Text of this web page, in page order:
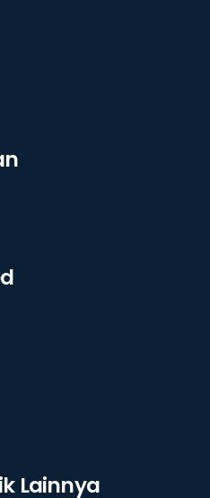
Lainnya